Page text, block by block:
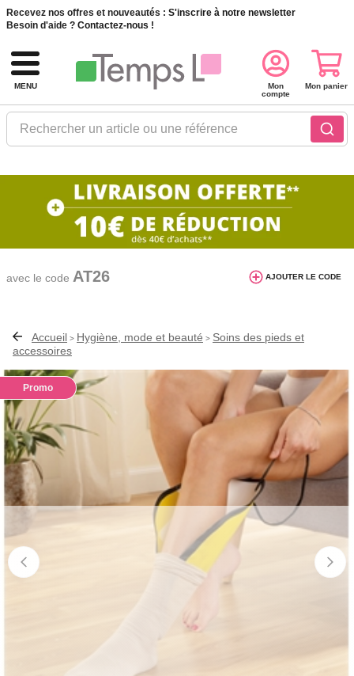
Recevez nos offres et nouveautés : S'inscrire à notre newsletter
Besoin d'aide ? Contactez-nous !
MENU
Rechercher un article ou une référence
Mon
compte
Mon panier
10€ de réduction dès 40€ d'achat. Offre
valable du 03/08/2026 au 12/08/2026.
avec le code AT26
AJOUTER LE CODE
Accueil > Hygiène, mode et beauté > Soins des pieds et
accessoires
Promo